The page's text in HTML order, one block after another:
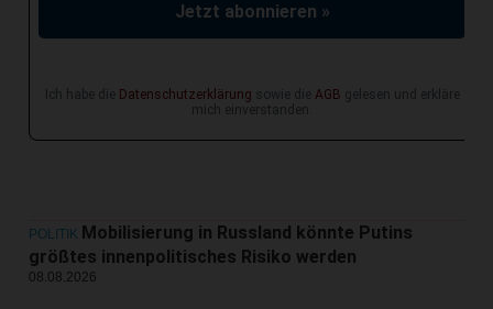
Jetzt abonnieren »
Ich habe die Datenschutzerklärung sowie die AGB gelesen und erkläre
mich einverstanden.
POLITIK Mobilisierung in Russland könnte Putins
größtes innenpolitisches Risiko werden
08.08.2026